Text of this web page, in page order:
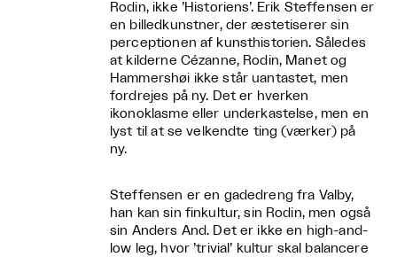
Rodin, ikke ’Historiens’. Erik Steffensen er
en billedkunstner, der æstetiserer sin
perceptionen af kunsthistorien. Således
at kilderne Cézanne, Rodin, Manet og
Hammershøi ikke står uantastet, men
fordrejes på ny. Det er hverken
ikonoklasme eller underkastelse, men en
lyst til at se velkendte ting (værker) på
ny.
Steffensen er en gadedreng fra Valby,
han kan sin finkultur, sin Rodin, men også
sin Anders And. Det er ikke en high-and-
low leg, hvor ’trivial’ kultur skal balancere